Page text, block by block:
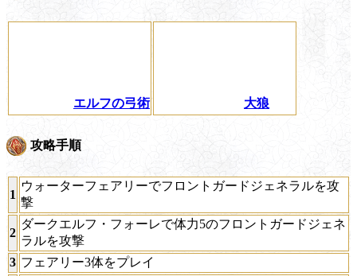
エルフの弓術 大狼
攻略手順
1
ウォーターフェアリーでフロントガードジェネラルを攻
撃
2
ダークエルフ・フォーレで体力5のフロントガードジェネ
ラルを攻撃
3 フェアリー3体をプレイ